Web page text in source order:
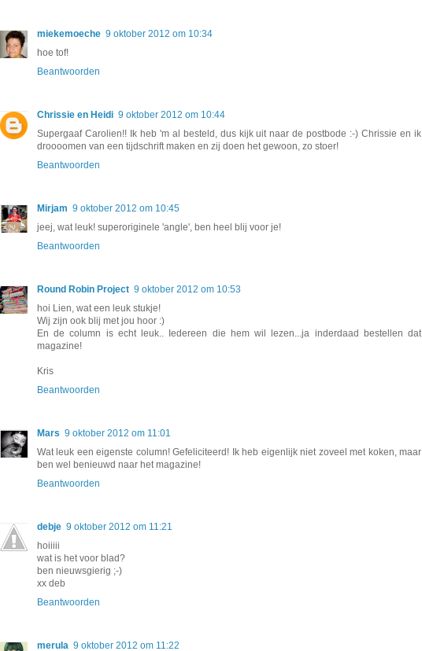
miekemoeche 9 oktober 2012 om 10:34
hoe tof!
Beantwoorden
Chrissie en Heidi 9 oktober 2012 om 10:44
Supergaaf Carolien!! Ik heb 'm al besteld, dus kijk uit naar de postbode :-) Chrissie en ik
droooomen van een tijdschrift maken en zij doen het gewoon, zo stoer!
Beantwoorden
Mirjam 9 oktober 2012 om 10:45
jeej, wat leuk! superoriginele 'angle', ben heel blij voor je!
Beantwoorden
Round Robin Project 9 oktober 2012 om 10:53
hoi Lien, wat een leuk stukje!
Wij zijn ook blij met jou hoor :)
En de column is echt leuk.. Iedereen die hem wil lezen...ja inderdaad bestellen dat
magazine!
Kris
Beantwoorden
Mars 9 oktober 2012 om 11:01
Wat leuk een eigenste column! Gefeliciteerd! Ik heb eigenlijk niet zoveel met koken, maar
ben wel benieuwd naar het magazine!
Beantwoorden
debje 9 oktober 2012 om 11:21
hoiiiii
wat is het voor blad?
ben nieuwsgierig ;-)
xx deb
Beantwoorden
merula 9 oktober 2012 om 11:22